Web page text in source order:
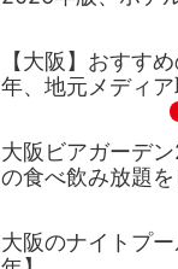
【大阪】おすす
年、地元メディ
大阪ビアガーデ
の食べ飲み放題
大阪のナイトプ